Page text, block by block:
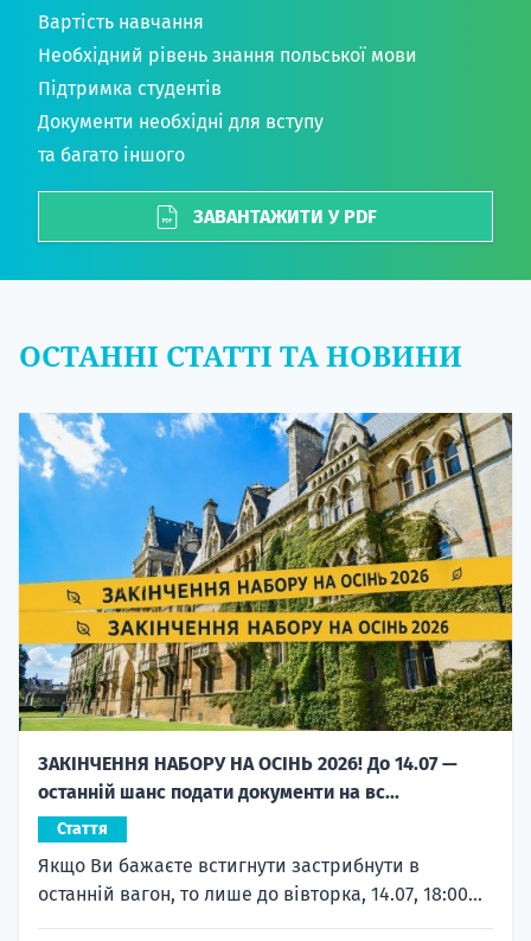
Вартість навчання
Необхідний рівень знання польської мови
Підтримка студентів
Документи необхідні для вступу
та багато іншого
ЗАВАНТАЖИТИ У PDF
ОСТАННІ СТАТТІ ТА НОВИНИ
ЗАКІНЧЕННЯ НАБОРУ НА ОСІНЬ 2026! До 14.07 —
останній шанс подати документи на вс...
Стаття
Якщо Ви бажаєте встигнути застрибнути в
останній вагон, то лише до вівторка, 14.07, 18:00...